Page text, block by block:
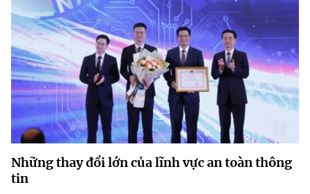
Những thay đổi lớn của lĩnh vực an toàn thông
tin